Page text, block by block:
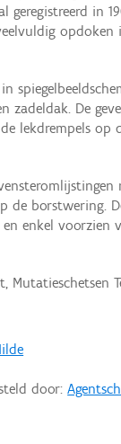
geregistreerd in
zadeldak. De
lekdrempels op
de borstwering.
en enkel
Mutatieschetsen
door: